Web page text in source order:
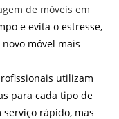
de móveis em
e evita o estresse,
móvel mais
utilizam
para cada tipo de
rápido, mas